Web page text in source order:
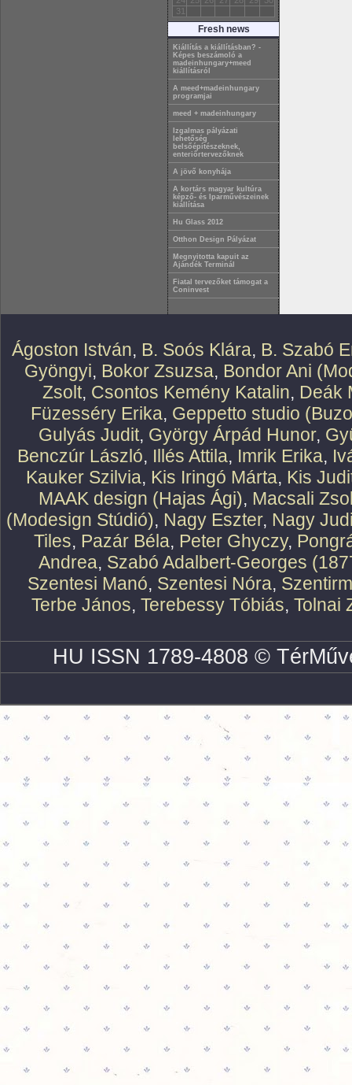
31
Fresh news
Kiállítás a kiállításban? -
Képes beszámoló a
madeinhungary+meed
kiállításról
A meed+madeinhungary
programjai
meed + madeinhungary
Izgalmas pályázati
lehetőség
belsőépítészeknek,
enteriőrtervezőknek
A jövő konyhája
A kortárs magyar kultúra
képző- és Iparművészeinek
kiállítása
Hu Glass 2012
Otthon Design Pályázat
Megnyitotta kapuit az
Ajándék Terminál
Fiatal tervezőket támogat a
Coninvest
Ágoston István, B. Soós Klára, B. Szabó
Gyöngyi, Bokor Zsuzsa, Bondor Ani
Zsolt, Csontos Kemény Katalin, Deák
Füzesséry Erika, Geppetto studio
Gulyás Judit, György Árpád Hunor,
Benczúr László, Illés Attila, Imrik Erika,
Kauker Szilvia, Kis Iringó Márta, Kis
MAAK design (Hajas Ági), Macsali
(Modesign Stúdió), Nagy Eszter, Nagy
Tiles, Pazár Béla, Peter Ghyczy,
Andrea, Szabó Adalbert-Georges
Szentesi Manó, Szentesi Nóra,
Terbe János, Terebessy Tóbiás, Tolnai
HU ISSN 1789-4808 ©